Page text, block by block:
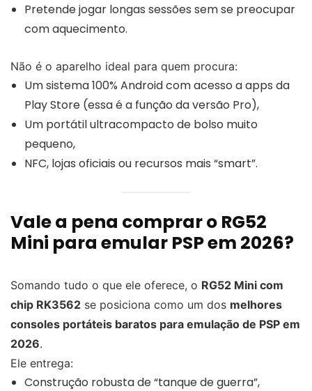
Pretende jogar longas sessões sem se preocupar
com aquecimento.
Não é o aparelho ideal para quem procura:
Um sistema 100% Android com acesso a apps da
Play Store (essa é a função da versão Pro),
Um portátil ultracompacto de bolso muito
pequeno,
NFC, lojas oficiais ou recursos mais “smart”.
Vale a pena comprar o RG52
Mini para emular PSP em 2026?
Somando tudo o que ele oferece, o RG52 Mini com
chip RK3562 se posiciona como um dos melhores
consoles portáteis baratos para emulação de PSP em
2026.
Ele entrega:
Construção robusta de “tanque de guerra”,